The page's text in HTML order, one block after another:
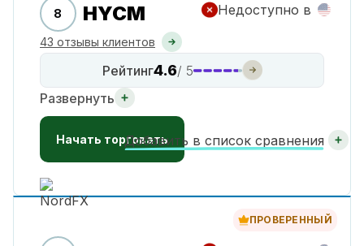
Недоступно в
8 HYCM
43 отзывы клиентов
Рейтинг4.6/ 5
Развернуть
Начать торговатьДобавить в список сравнения
ПРОВЕРЕННЫЙ